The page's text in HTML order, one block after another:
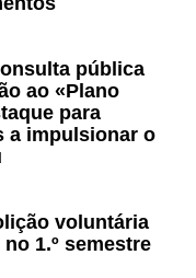
pública
ao «Plano
para
a impulsionar o
voluntária
1.º semestre